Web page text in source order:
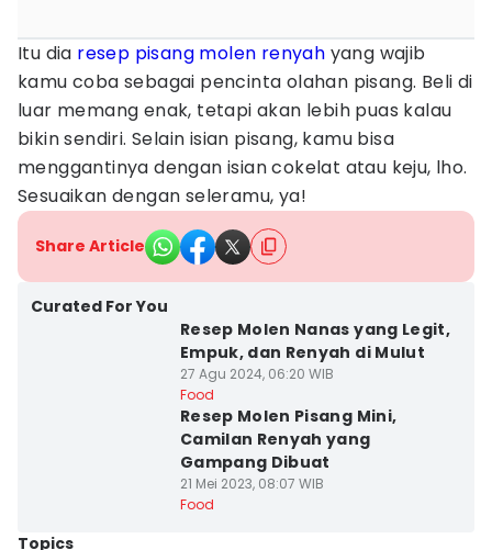
Itu dia resep pisang molen renyah yang wajib
kamu coba sebagai pencinta olahan pisang. Beli di
luar memang enak, tetapi akan lebih puas kalau
bikin sendiri. Selain isian pisang, kamu bisa
menggantinya dengan isian cokelat atau keju, lho.
Sesuaikan dengan seleramu, ya!
Share Article
Curated For You
Resep Molen Nanas yang Legit,
Empuk, dan Renyah di Mulut
27 Agu 2024, 06:20 WIB
Food
Resep Molen Pisang Mini,
Camilan Renyah yang
Gampang Dibuat
21 Mei 2023, 08:07 WIB
Food
Topics